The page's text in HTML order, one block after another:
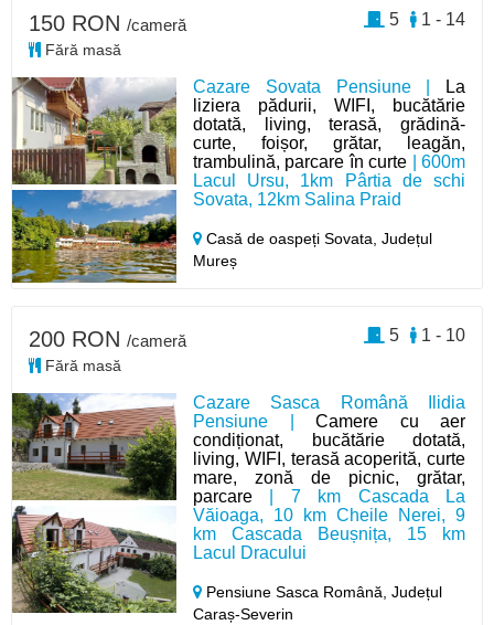
Cazare Sovata Pensiune |
La
liziera pădurii, WIFI, bucătărie
dotată, living, terasă, grădină-
curte, foișor, grătar, leagăn,
trambulină, parcare în curte | 600m
Lacul Ursu, 1km Pârtia de schi
Sovata, 12km Salina Praid
Casă de oaspeți Sovata,Județul
Mureș
150 RON /cameră
Fără masă
1 - 14
5
Cazare Sasca Română Ilidia
Pensiune |Camere cu aer
condiționat, bucătărie dotată,
living, WIFI, terasă acoperită, curte
mare, zonă de picnic, grătar,
parcare | 7 km Cascada La
Văioaga, 10 km Cheile Nerei, 9
km Cascada Beușnița, 15 km
Lacul Dracului
Pensiune Sasca Română,Județul
Caraș-Severin
200 RON /cameră
Fără masă
1 - 10
5